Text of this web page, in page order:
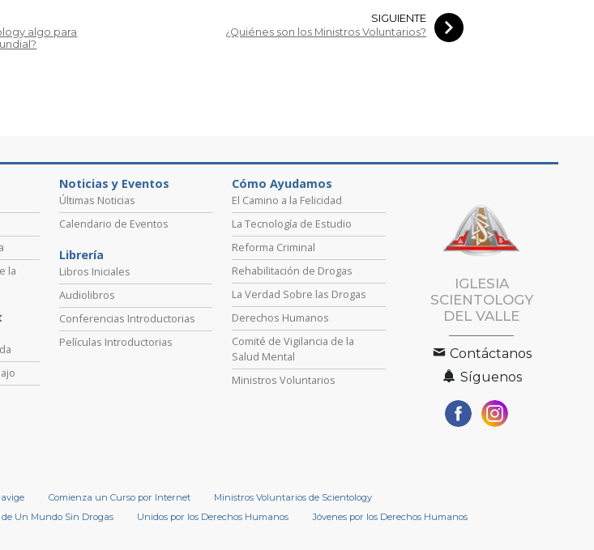
algo para
SIGUIENTE
¿Quiénes son los Ministros Voluntarios?
la
Noticias y Eventos
Últimas Noticias
Calendario de Eventos
Librería
Libros Iniciales
Audiolibros
Conferencias Introductorias
Películas Introductorias
Cómo Ayudamos
El Camino a la Felicidad
La Tecnología de Estudio
Reforma Criminal
Rehabilitación de Drogas
La Verdad Sobre las Drogas
Derechos Humanos
Comité de Vigilancia de la
Salud Mental
Ministros Voluntarios
IGLESIA
SCIENTOLOGY
DEL VALLE
Contáctanos
Síguenos
Comienza un Curso por Internet
Ministros Voluntarios de Scientology
de Un Mundo Sin Drogas Unidos por los Derechos Humanos
Jóvenes por los Derechos Humanos